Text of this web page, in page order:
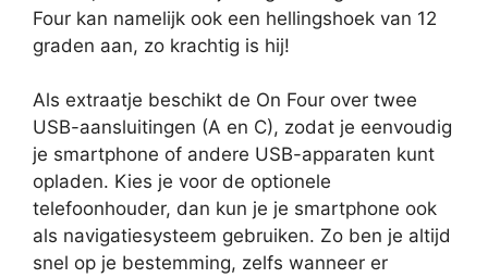
Four kan namelijk ook een hellingshoek van 12
graden aan, zo krachtig is hij!
Als extraatje beschikt de On Four over twee
USB-aansluitingen (A en C), zodat je eenvoudig
je smartphone of andere USB-apparaten kunt
opladen. Kies je voor de optionele
telefoonhouder, dan kun je je smartphone ook
als navigatiesysteem gebruiken. Zo ben je altijd
snel op je bestemming, zelfs wanneer er